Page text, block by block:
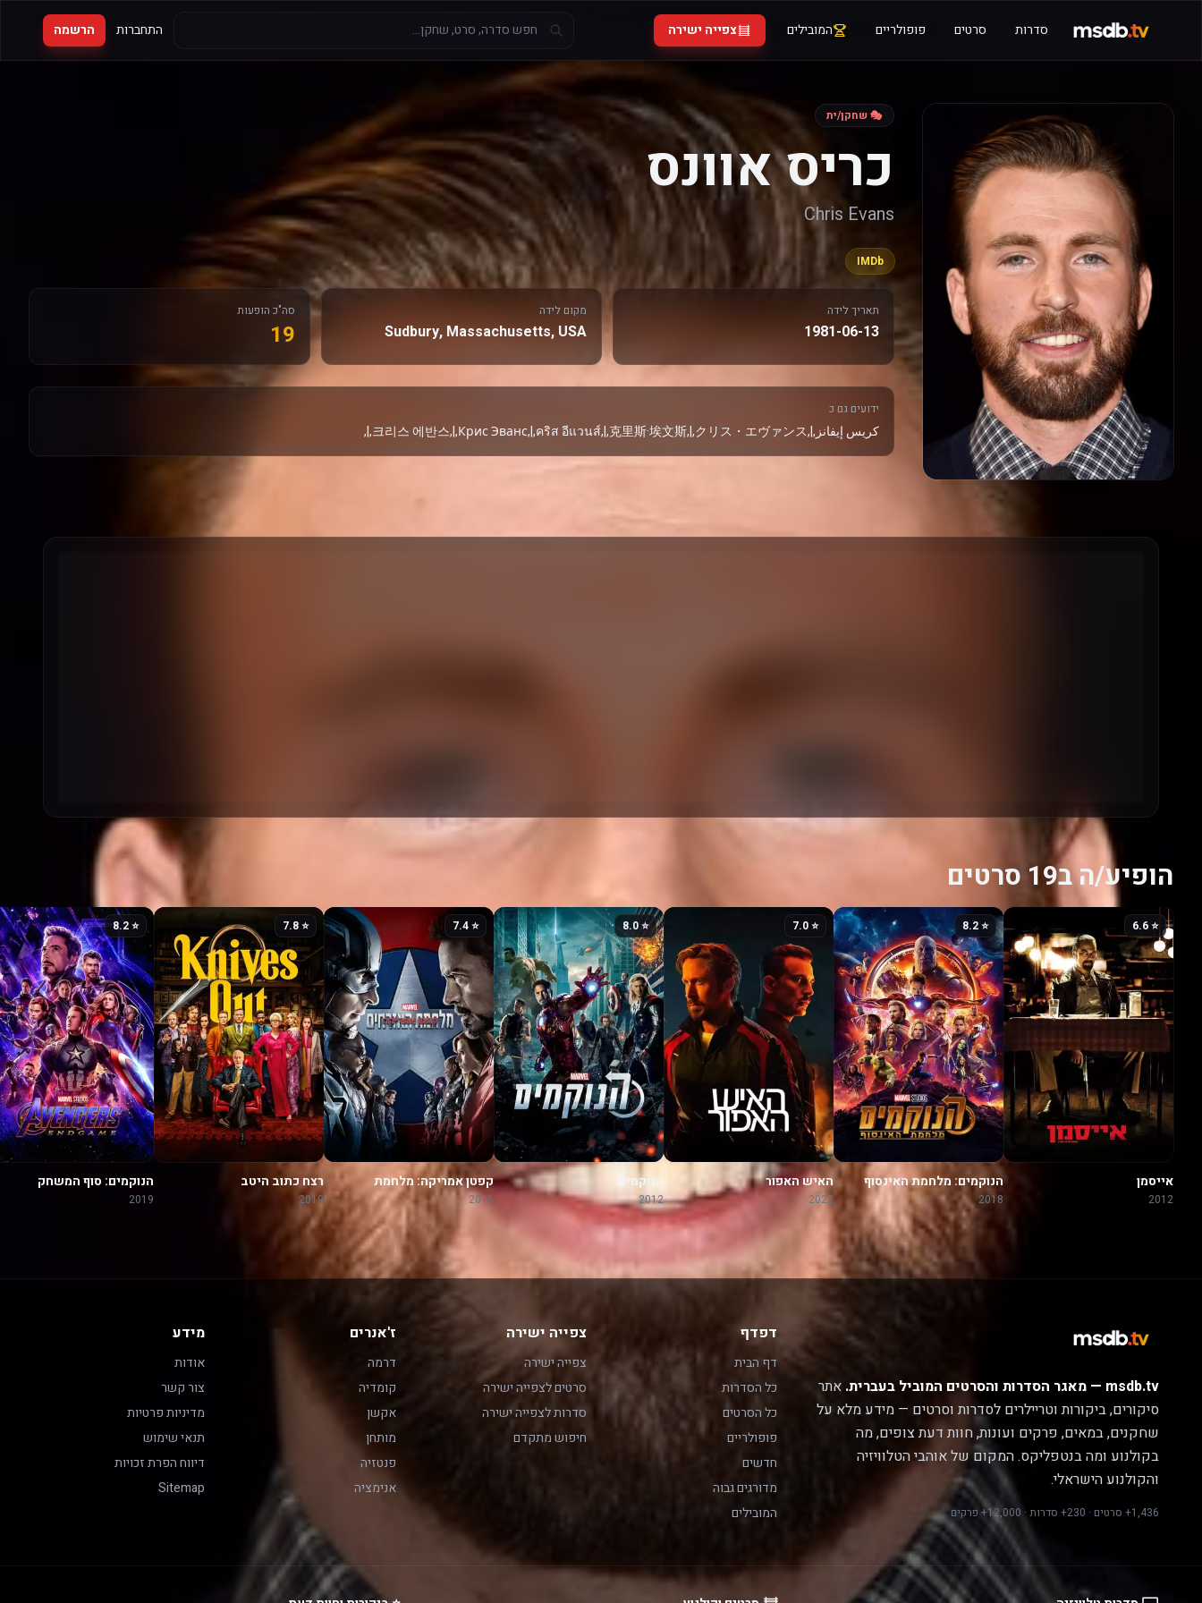
סדרות סרטים פופולריים המובילים צפייה ישירה התחברות הרשמה
🎭 שחקן/ית
כריס אוונס
Chris Evans
IMDb
תאריך לידה
1981-06-13
מקום לידה
Sudbury, Massachusetts, USA
סה"כ הופעות
19
ידועים גם כ
كريس إيفانز,|,크리스 에반스,|,Крис Эванс,|,คริส อีแวนส์,|,克里斯·埃文斯,|,クリス・エヴァンス,|,
הופיע/ה ב19 סרטים
⭐ 6.6
אייסמן
2012
⭐ 8.2
הנוקמים: מלחמת האינסוף
2018
⭐ 7.0
האיש האפור
2022
⭐ 8.0
הנוקמים
2012
⭐ 7.4
קפטן אמריקה: מלחמת
האזרחים
2016
⭐ 7.8
רצח כתוב היטב
2019
⭐ 8.2
הנוקמים: סוף המשחק
2019
msdb.tv — מאגר הסדרות והסרטים המוביל בעברית.
אתר
סיקורים, ביקורות וטריילרים לסדרות וסרטים — מידע מלא על
שחקנים, במאים, פרקים ועונות, חוות דעת צופים, מה
בקולנוע ומה בנטפליקס. המקום של אוהבי הטלוויזיה
והקולנוע הישראלי.
1,436+ סרטים · 230+ סדרות · 12,000+ פרקים
דפדף
דף הבית
כל הסדרות
כל הסרטים
פופולריים
חדשים
מדורגים גבוה
המובילים
צפייה ישירה
צפייה ישירה
סרטים לצפייה ישירה
סדרות לצפייה ישירה
חיפוש מתקדם
ז'אנרים
דרמה
קומדיה
אקשן
מותחן
פנטזיה
אנימציה
מידע
אודות
צור קשר
מדיניות פרטיות
תנאי שימוש
דיווח הפרת זכויות
Sitemap